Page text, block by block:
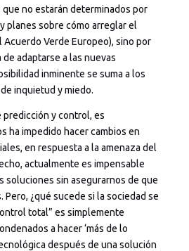
que no estarán determinados por
planes sobre cómo arreglar el
Verde Europeo), sino por
adaptarse a las nuevas
inminente se suma a los
inquietud y miedo.
predicción y control, es
ha impedido hacer cambios en
en respuesta a la amenaza del
actualmente es impensable
soluciones sin asegurarnos de que
¿qué sucede si la sociedad se
total” es simplemente
a hacer ‘más de lo
después de una solución